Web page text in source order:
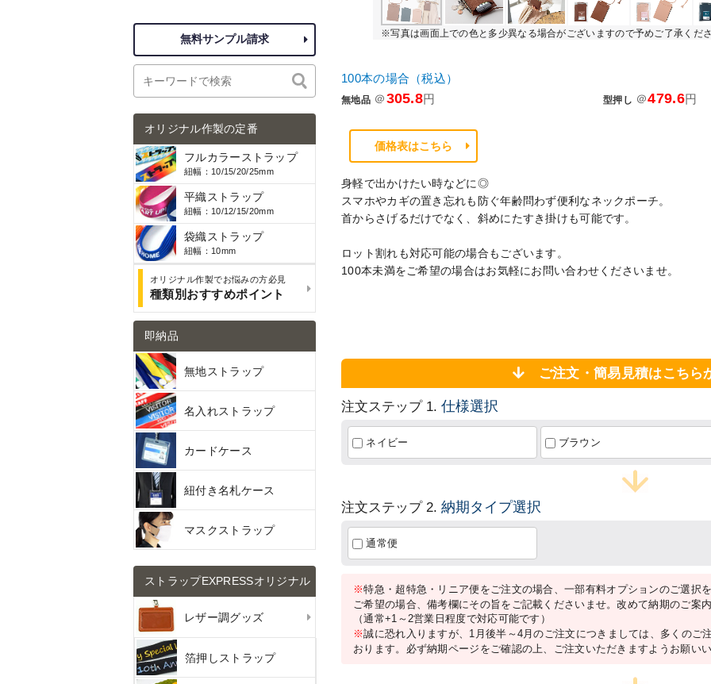
無料サンプル請求
オリジナル作製の定番
フルカラーストラップ
紐幅：10/15/20/25mm
平織ストラップ
紐幅：10/12/15/20mm
袋織ストラップ
紐幅：10mm
オリジナル作製でお悩みの方必見
種類別おすすめポイント
即納品
無地ストラップ
名入れストラップ
カードケース
紐付き名札ケース
マスクストラップ
ストラップEXPRESSオリジナル
レザー調グッズ
箔押しストラップ
※写真は画面上での色と多少異なる場合がございますので予めご了承くだ
100本の場合（税込）
無地品 ＠305.8円 型押し ＠479.6円
価格表はこちら
身軽で出かけたい時などに◎
スマホやカギの置き忘れも防ぐ年齢問わず便利なネックポーチ。
首からさげるだけでなく、斜めにたすき掛けも可能です。
ロット割れも対応可能の場合もございます。
100本未満をご希望の場合はお気軽にお問い合わせくださいませ。
ご注文・簡易見積はこち
注文ステップ 1. 仕様選択
ネイビー ブラウン
注文ステップ 2. 納期タイプ選択
通常便
※特急・超特急・リニア便をご注文の場合、一部有料オプションのご選択
ご希望の場合、備考欄にその旨をご記載くださいませ。改めて納期のご案
（通常+1～2営業日程度で対応可能です）
※誠に恐れ入りますが、1月後半～4月のご注文につきましては、多くのご
おります。必ず納期ページをご確認の上、ご注文いただきますようお願い